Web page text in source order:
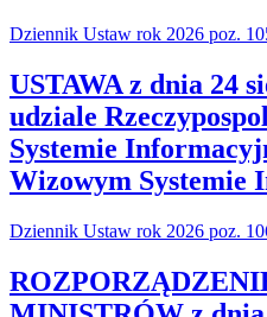
Dziennik Ustaw rok 2026 poz.
USTAWA z dnia 24
udziale
Systemie
Wizowym Systemie
Dziennik Ustaw rok 2026 poz.